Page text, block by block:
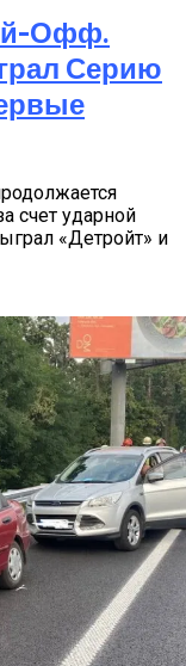
Офф.
Серию
счет ударной
«Детройт» и